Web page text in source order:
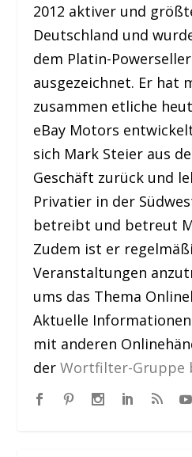
2012 aktiver und
Deutschland und
dem Platin-
ausgezeichnet. Er hat
zusammen etliche
eBay Motors
sich Mark Steier aus
Geschäft zurück und
Privatier in der
betreibt und betreut
Zudem ist er
Veranstaltungen
ums das Thema
Aktuelle
mit anderen
derWortfilter-Gruppe